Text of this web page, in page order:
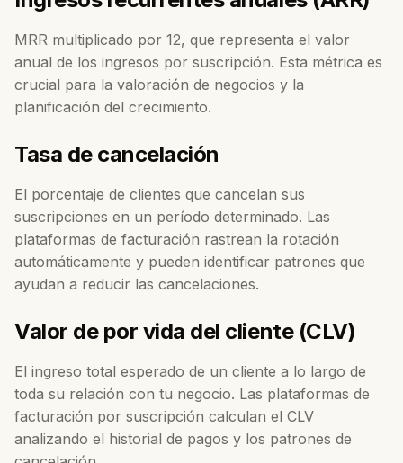
MRR multiplicado por 12, que representa el valor
anual de los ingresos por suscripción. Esta métrica es
crucial para la valoración de negocios y la
planificación del crecimiento.
Tasa de cancelación
El porcentaje de clientes que cancelan sus
suscripciones en un período determinado. Las
plataformas de facturación rastrean la rotación
automáticamente y pueden identificar patrones que
ayudan a reducir las cancelaciones.
Valor de por vida del cliente (CLV)
El ingreso total esperado de un cliente a lo largo de
toda su relación con tu negocio. Las plataformas de
facturación por suscripción calculan el CLV
analizando el historial de pagos y los patrones de